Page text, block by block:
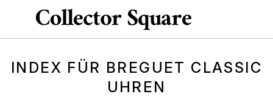
INDEX FÜR BREGUET CLASSIC
UHREN